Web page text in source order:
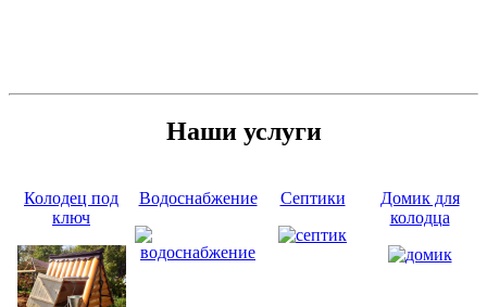
Наши услуги
Колодец под
ключ
Водоснабжение Септики
Домик для
колодца